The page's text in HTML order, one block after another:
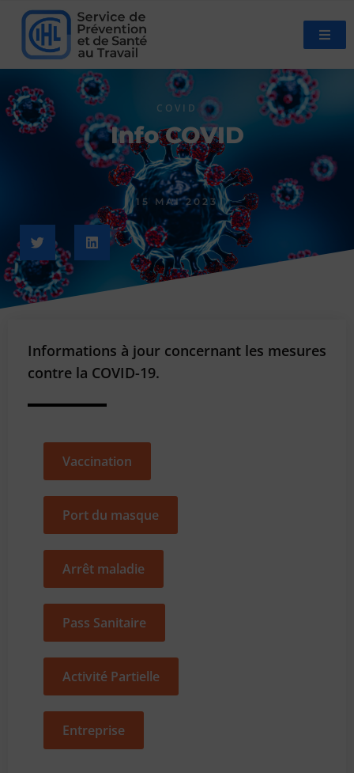
COVID
Info COVID
15 MAI 2023
Informations à jour concernant les mesures
contre la COVID-19.
Vaccination
Port du masque
Arrêt maladie
Pass Sanitaire
Activité Partielle
Entreprise